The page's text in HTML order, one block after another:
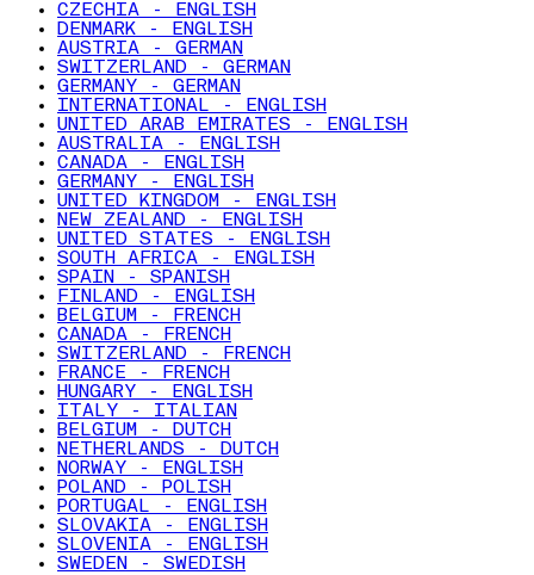
CZECHIA - ENGLISH
DENMARK - ENGLISH
AUSTRIA - GERMAN
SWITZERLAND - GERMAN
GERMANY - GERMAN
INTERNATIONAL - ENGLISH
UNITED ARAB EMIRATES - ENGLISH
AUSTRALIA - ENGLISH
CANADA - ENGLISH
GERMANY - ENGLISH
UNITED KINGDOM - ENGLISH
NEW ZEALAND - ENGLISH
UNITED STATES - ENGLISH
SOUTH AFRICA - ENGLISH
SPAIN - SPANISH
FINLAND - ENGLISH
BELGIUM - FRENCH
CANADA - FRENCH
SWITZERLAND - FRENCH
FRANCE - FRENCH
HUNGARY - ENGLISH
ITALY - ITALIAN
BELGIUM - DUTCH
NETHERLANDS - DUTCH
NORWAY - ENGLISH
POLAND - POLISH
PORTUGAL - ENGLISH
SLOVAKIA - ENGLISH
SLOVENIA - ENGLISH
SWEDEN - SWEDISH